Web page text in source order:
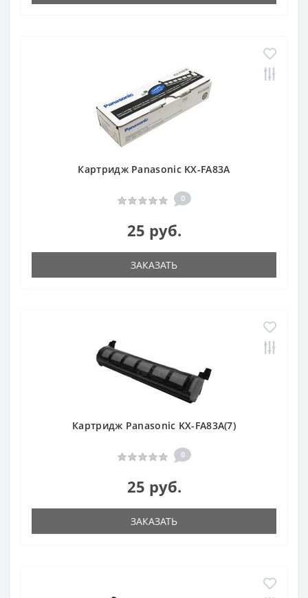
Картридж Panasonic KX-FA83A
0
25 руб.
ЗАКАЗАТЬ
Картридж Panasonic KX-FA83A(7)
0
25 руб.
ЗАКАЗАТЬ